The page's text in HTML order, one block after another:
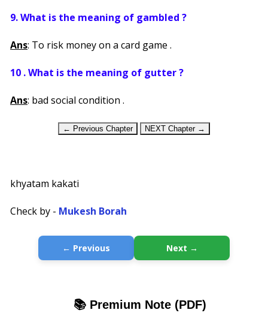
9. What is the meaning of gambled ?
Ans: To risk money on a card game .
10 . What is the meaning of gutter ?
Ans: bad social condition .
← Previous Chapter NEXT Chapter →
khyatam kakati
Check by - Mukesh Borah
← Previous Next →
📚 Premium Note (PDF)